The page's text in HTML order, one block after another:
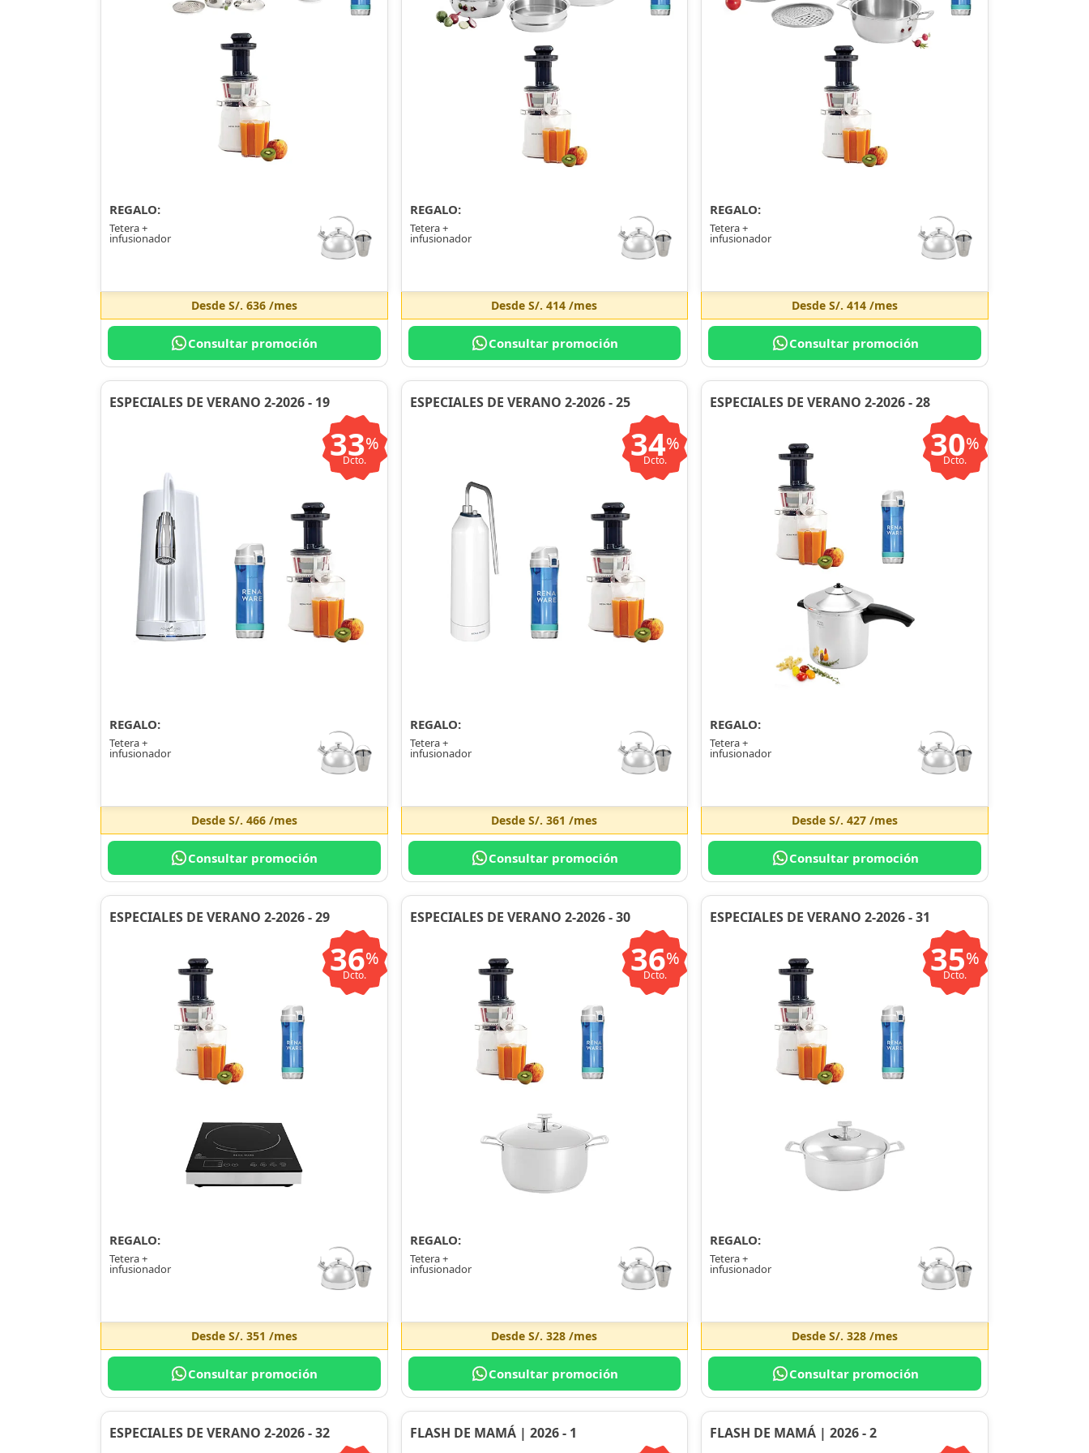
REGALO:
Tetera +
infusionador
Desde S/. 636/mes
Consultar promoción
REGALO:
Tetera +
infusionador
DesdeS/. 414 /mes
Consultar promoción
REGALO:
Tetera +
infusionador
DesdeS/. 414 /mes
Consultar promoción
ESPECIALES DE VERANO 2-2026 - 19
33%
Dcto.
REGALO:
Tetera +
infusionador
Desde S/. 466/mes
Consultar promoción
ESPECIALES DE VERANO 2-2026 - 25
34%
Dcto.
REGALO:
Tetera +
infusionador
DesdeS/. 361 /mes
Consultar promoción
ESPECIALES DE VERANO 2-2026 - 28
30%
Dcto.
REGALO:
Tetera +
infusionador
DesdeS/. 427 /mes
Consultar promoción
ESPECIALES DE VERANO 2-2026 - 29
36%
Dcto.
REGALO:
Tetera +
infusionador
Desde S/. 351 /mes
Consultar promoción
ESPECIALES DE VERANO 2-2026 - 30
36%
Dcto.
REGALO:
Tetera +
infusionador
DesdeS/. 328 /mes
Consultar promoción
ESPECIALES DE VERANO 2-2026 - 31
35%
Dcto.
REGALO:
Tetera +
infusionador
DesdeS/. 328 /mes
Consultar promoción
ESPECIALES DE VERANO 2-2026 - 32 FLASH DE MAMÁ | 2026 - 1 FLASH DE MAMÁ | 2026 - 2